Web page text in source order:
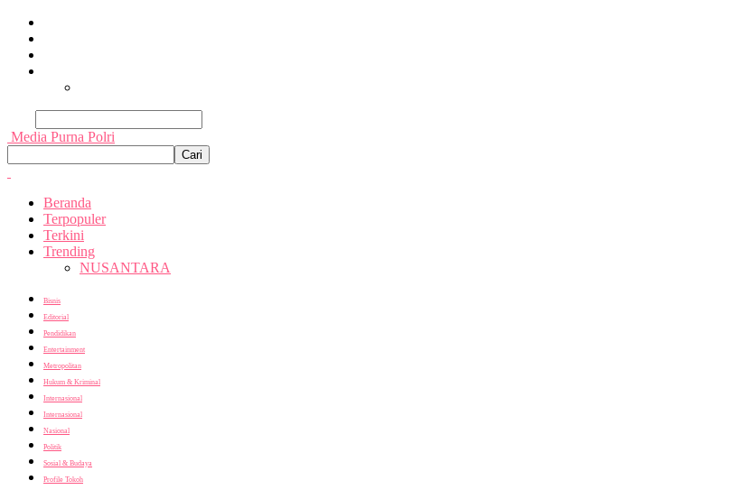
Media Purna Polri
Beranda
Terpopuler
Terkini
Trending
NUSANTARA
Bisnis
Editorial
Pendidikan
Entertainment
Metropolitan
Hukum & Kriminal
Internasional
Internasional
Nasional
Politik
Sosial & Budaya
Profile Tokoh